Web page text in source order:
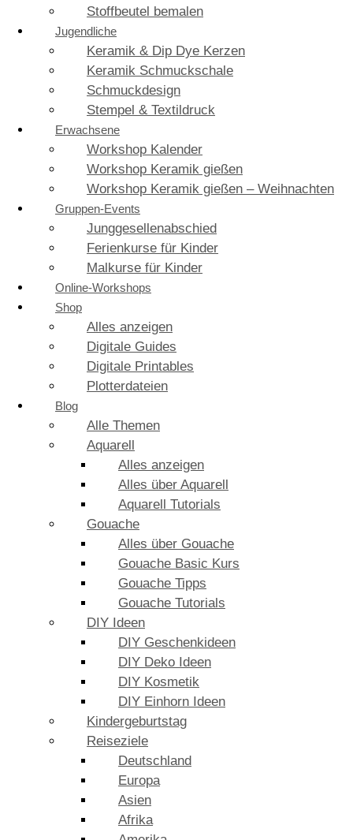
Stoffbeutel bemalen
Jugendliche
Keramik & Dip Dye Kerzen
Keramik Schmuckschale
Schmuckdesign
Stempel & Textildruck
Erwachsene
Workshop Kalender
Workshop Keramik gießen
Workshop Keramik gießen – Weihnachten
Gruppen-Events
Junggesellenabschied
Ferienkurse für Kinder
Malkurse für Kinder
Online-Workshops
Shop
Alles anzeigen
Digitale Guides
Digitale Printables
Plotterdateien
Blog
Alle Themen
Aquarell
Alles anzeigen
Alles über Aquarell
Aquarell Tutorials
Gouache
Alles über Gouache
Gouache Basic Kurs
Gouache Tipps
Gouache Tutorials
DIY Ideen
DIY Geschenkideen
DIY Deko Ideen
DIY Kosmetik
DIY Einhorn Ideen
Kindergeburtstag
Reiseziele
Deutschland
Europa
Asien
Afrika